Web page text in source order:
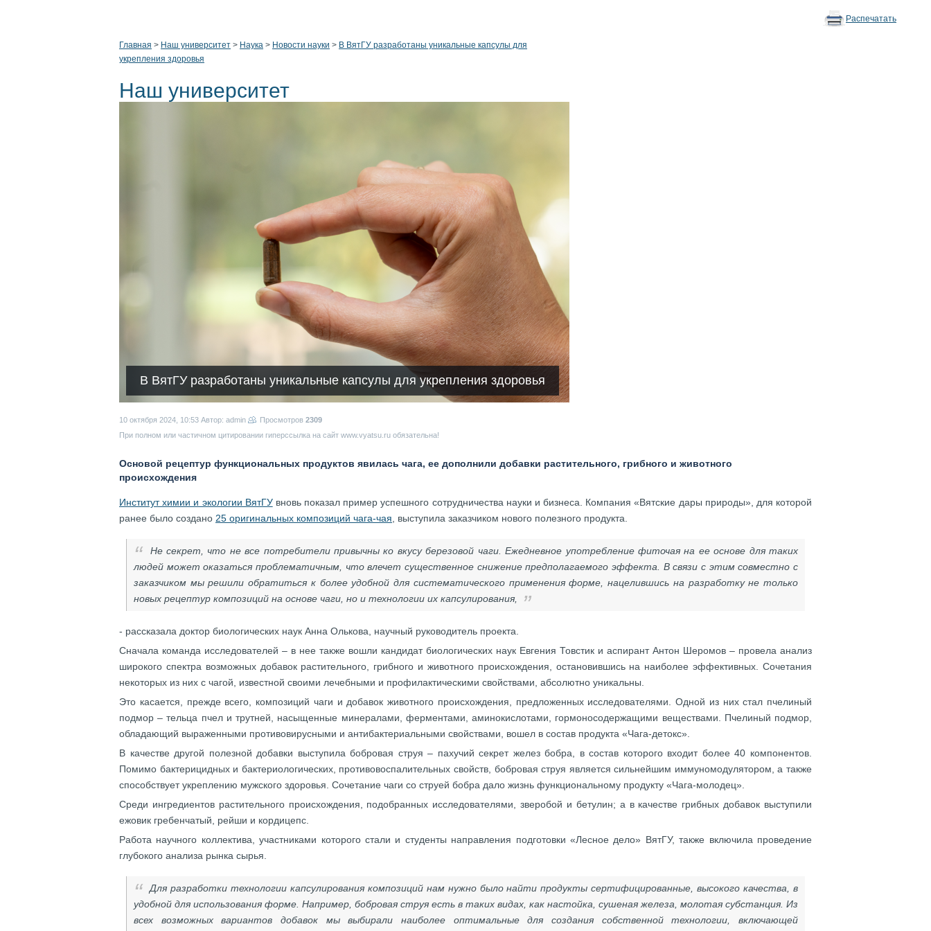
Распечатать
Главная > Наш университет > Наука > Новости науки > В ВятГУ разработаны уникальные капсулы для
укрепления здоровья
Наш университет
В ВятГУ разработаны уникальные капсулы для укрепления здоровья
10 октября 2024, 10:53 Автор: admin Просмотров 2309
При полном или частичном цитировании гиперссылка на сайт www.vyatsu.ru обязательна!
Основой рецептур функциональных продуктов явилась чага, ее дополнили добавки растительного, грибного и животного
происхождения
Институт химии и экологии ВятГУвновь показал пример успешного сотрудничества науки и бизнеса. Компания «Вятские дары природы», для которой
ранее было создано 25 оригинальных композиций чага-чая , выступила заказчиком нового полезного продукта.
Не секрет, что не все потребители привычны ко вкусу березовой чаги. Ежедневное употребление фиточая на ее основе для таких
людей может оказаться проблематичным, что влечет существенное снижение предполагаемого эффекта. В связи с этим совместно с
заказчиком мы решили обратиться к более удобной для систематического применения форме, нацелившись на разработку не только
новых рецептур композиций на основе чаги, но и технологии их капсулирования,
- рассказала доктор биологических наук Анна Олькова, научный руководитель проекта.
Сначала команда исследователей – в нее также вошли кандидат биологических наук Евгения Товстик и аспирант Антон Шеромов – провела анализ
широкого спектра возможных добавок растительного, грибного и животного происхождения, остановившись на наиболее эффективных. Сочетания
некоторых из них с чагой, известной своими лечебными и профилактическими свойствами, абсолютно уникальны.
Это касается, прежде всего, композиций чаги и добавок животного происхождения, предложенных исследователями. Одной из них стал пчелиный
подмор – тельца пчел и трутней, насыщенные минералами, ферментами, аминокислотами, гормоносодержащими веществами. Пчелиный подмор,
обладающий выраженными противовирусными и антибактериальными свойствами, вошел в состав продукта «Чага-детокс».
В качестве другой полезной добавки выступила бобровая струя – пахучий секрет желез бобра, в состав которого входит более 40 компонентов.
Помимо бактерицидных и бактериологических, противовоспалительных свойств, бобровая струя является сильнейшим иммуномодулятором, а также
способствует укреплению мужского здоровья. Сочетание чаги со струей бобра дало жизнь функциональному продукту «Чага-молодец».
Среди ингредиентов растительного происхождения, подобранных исследователями, зверобой и бетулин; а в качестве грибных добавок выступили
ежовик гребенчатый, рейши и кордицепс.
Работа научного коллектива, участниками которого стали и студенты направления подготовки «Лесное дело» ВятГУ, также включила проведение
глубокого анализа рынка сырья.
Для разработки технологии капсулирования композиций нам нужно было найти продукты сертифицированные, высокого качества, в
удобной для использования форме. Например, бобровая струя есть в таких видах, как настойка, сушеная железа, молотая субстанция. Из
всех возможных вариантов добавок мы выбирали наиболее оптимальные для создания собственной технологии, включающей